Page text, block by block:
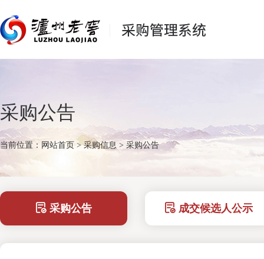
采购公告
当前位置： 网站首页 >采购信息 > 采购公告
采购公告 成交候选人公示